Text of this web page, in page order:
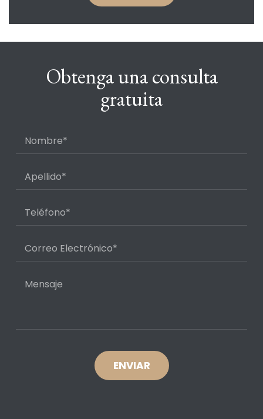
Obtenga una consulta
gratuita